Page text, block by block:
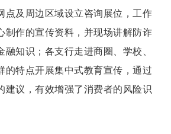
点及周边区域设立咨询展位，工作
制作的宣传资料，并现场讲解防诈
融知识；各支行走进商圈、学校、
的特点开展集中式教育宣传，通过
建议，有效增强了消费者的风险识